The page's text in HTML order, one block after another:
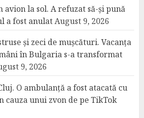
avion la sol. A refuzat să-și pună
a fost anulatAugust 9, 2026
și zeci de mușcături. Vacanța
în Bulgaria s-a transformat
9, 2026
O ambulanță a fost atacată cu
cauza unui zvon de pe TikTok